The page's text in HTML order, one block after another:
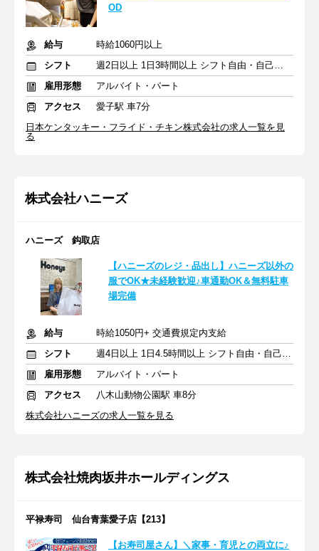
OD
給与
時給1060円以上
シフト
週2日以上 1日3時間以上 シフト自由・自己申告
雇用形態
アルバイト・パート
アクセス
愛子駅 車7分
日本ケンタッキー・フライド・チキン株式会社の求人一覧を見
る
株式会社ハニーズ
ハニーズ 鈎取店
【ハニーズのレジ・品出し】ハニーズ以外の
服でOK★未経験歓迎♪車通勤OK＆無料駐車
場完備
給与
時給1050円+ 交通費規定内支給
シフト
週4日以上 1日4.5時間以上 シフト自由・自己申告
雇用形態
アルバイト・パート
アクセス
八木山動物公園駅 車8分
株式会社ハニーズの求人一覧を見る
株式会社焼肉坂井ホールディングス
平禄寿司 仙台青葉愛子店【213】
【お寿司屋さん】＼家事・育児との両立に♪